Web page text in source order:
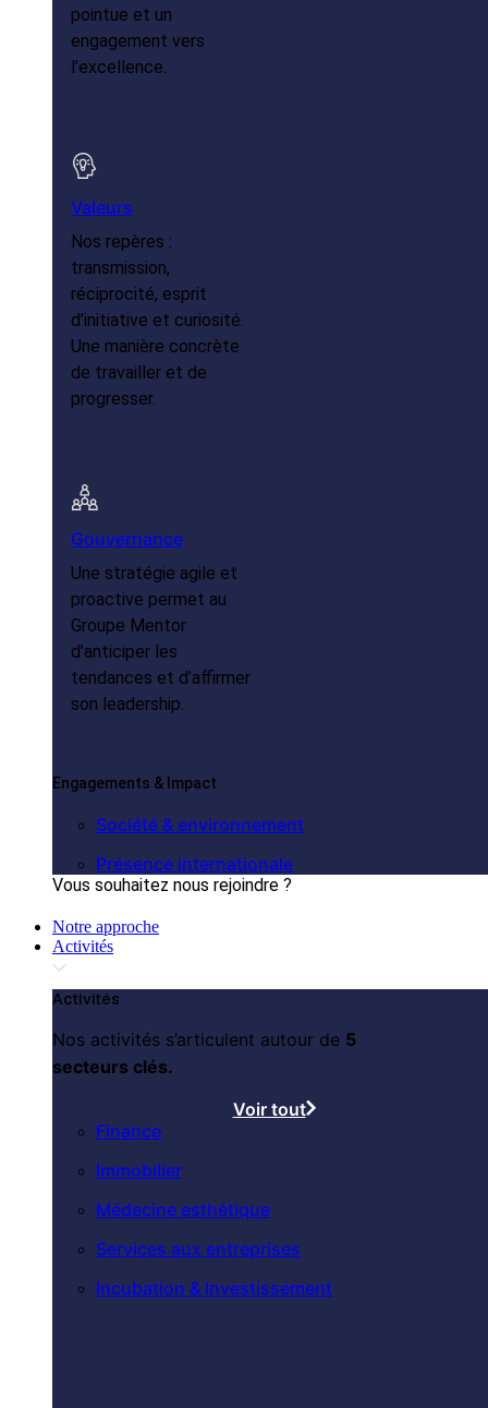
pointue et un
engagement vers
l’excellence.
Valeurs
Nos repères :
transmission,
réciprocité, esprit
d’initiative et curiosité.
Une manière concrète
de travailler et de
progresser.
Gouvernance
Une stratégie agile et
proactive permet au
Groupe Mentor
d’anticiper les
tendances et d’affirmer
son leadership.
Engagements & Impact
Société & environnement
Présence internationale
Vous souhaitez nous rejoindre ?
Notre approche
Activités
Activités
Nos activités s’articulent autour de 5
secteurs clés.
Voir tout
Finance
Immobilier
Médecine esthétique
Services aux entreprises
Incubation & Investissement